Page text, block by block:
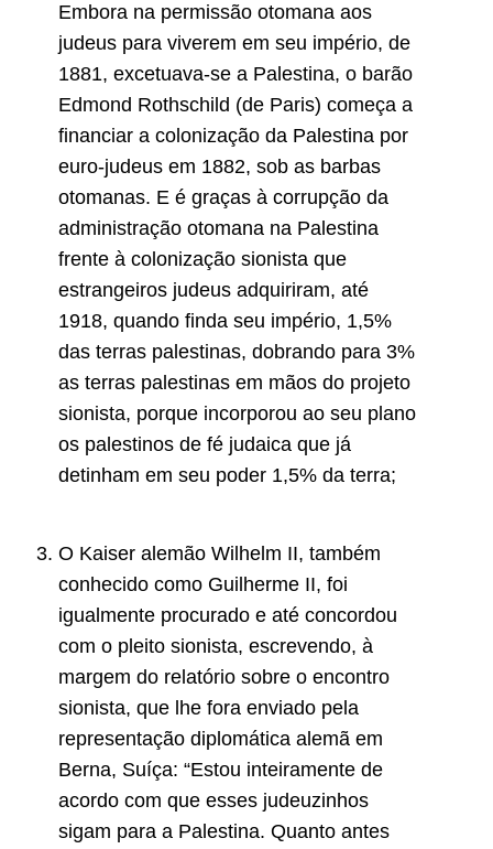
Embora na permissão otomana aos
judeus para viverem em seu império, de
1881, excetuava-se a Palestina, o barão
Edmond Rothschild (de Paris) começa a
financiar a colonização da Palestina por
euro-judeus em 1882, sob as barbas
otomanas. E é graças à corrupção da
administração otomana na Palestina
frente à colonização sionista que
estrangeiros judeus adquiriram, até
1918, quando finda seu império, 1,5%
das terras palestinas, dobrando para 3%
as terras palestinas em mãos do projeto
sionista, porque incorporou ao seu plano
os palestinos de fé judaica que já
detinham em seu poder 1,5% da terra;
O Kaiser alemão Wilhelm II, também
conhecido como Guilherme II, foi
igualmente procurado e até concordou
com o pleito sionista, escrevendo, à
margem do relatório sobre o encontro
sionista, que lhe fora enviado pela
representação diplomática alemã em
Berna, Suíça: “Estou inteiramente de
acordo com que esses judeuzinhos
sigam para a Palestina. Quanto antes